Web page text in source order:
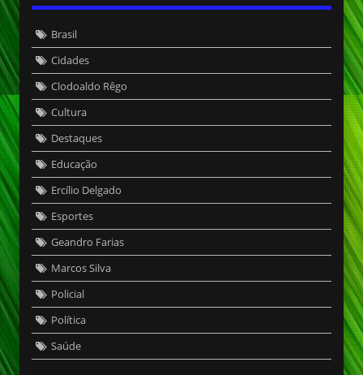
Brasil
Cidades
Clodoaldo Rêgo
Cultura
Destaques
Educação
Ercílio Delgado
Esportes
Geandro Farias
Marcos Silva
Policial
Política
Saúde